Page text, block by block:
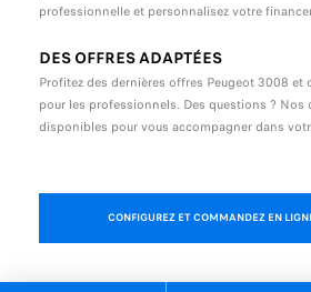
professionnelle et personnalisez votre
DES OFFRES ADAPTÉES
Profitez des dernières offres Peugeot 3008 et
pour les professionnels. Des questions ?
disponibles pour vous accompagner dans
CONFIGUREZ ET COMMANDEZ EN